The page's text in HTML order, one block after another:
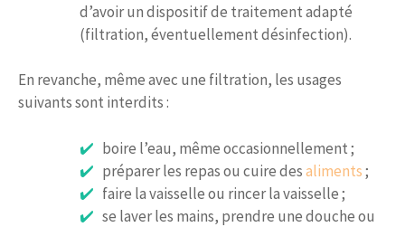
d’avoir un dispositif de traitement adapté
(filtration, éventuellement désinfection).
En revanche, même avec une filtration, les usages
suivants sont interdits :
boire l’eau, même occasionnellement ;
préparer les repas ou cuire desaliments;
faire la vaisselle ou rincer la vaisselle ;
se laver les mains, prendre une douche ou